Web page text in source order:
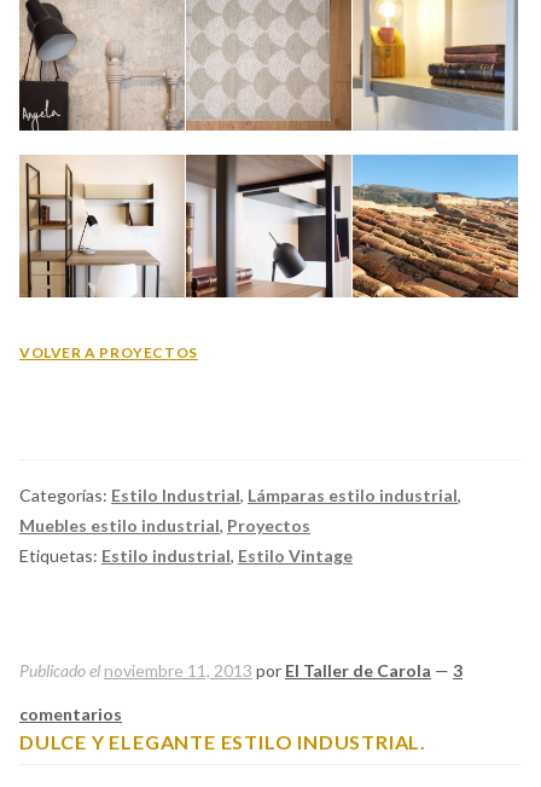
VOLVER A PROYECTOS
Categorías: Estilo Industrial, Lámparas estilo industrial,
Muebles estilo industrial, Proyectos
Etiquetas: Estilo industrial, Estilo Vintage
Publicado el noviembre 11, 2013 por El Taller de Carola — 3
comentarios
DULCE Y ELEGANTE ESTILO INDUSTRIAL.